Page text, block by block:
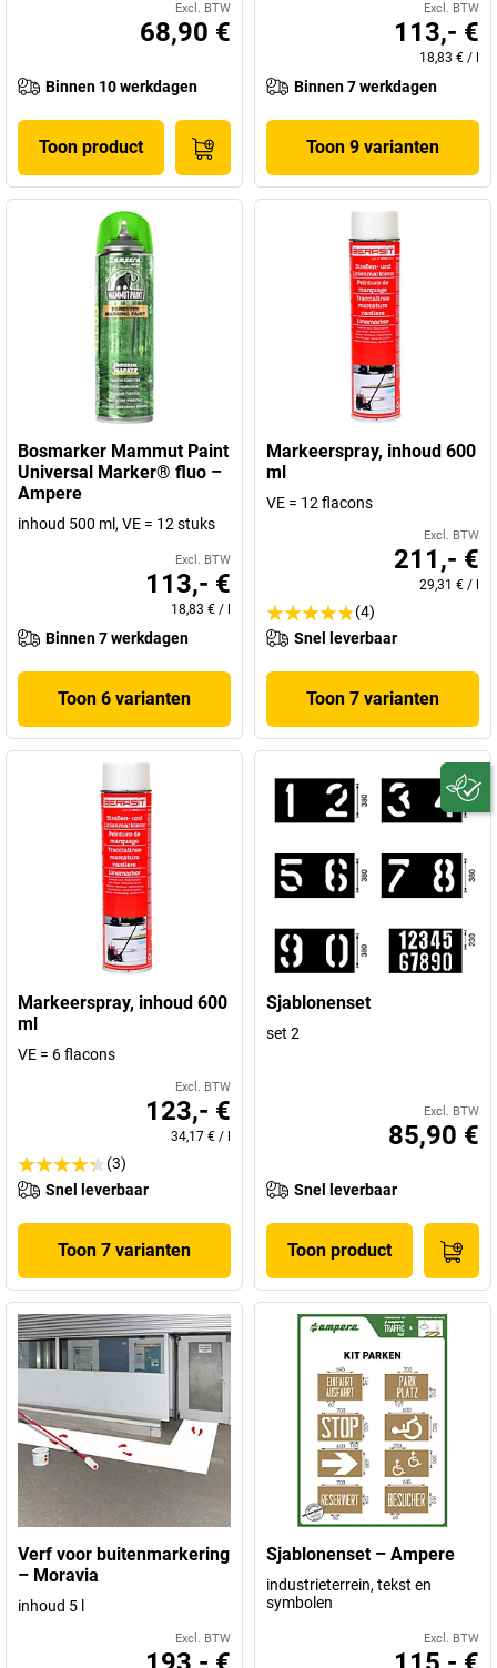
Excl. BTW
68,90 €
Binnen 10 werkdagen
Toon product
Excl. BTW
113,- €
18,83 € /
Binnen 7 werkdagen
Toon 9 varianten
Bosmarker Mammut Paint
Universal Marker® fluo –
Ampere
inhoud 500 ml, VE = 12 stuks
Excl. BTW
113,- €
18,83 € /
Binnen 7 werkdagen
Toon 6 varianten
Markeerspray, inhoud 600
ml
VE = 12 flacons
Excl. BTW
211,- €
29,31 € /
(4)
Snel leverbaar
Toon 7 varianten
Markeerspray, inhoud 600
ml
VE = 6 flacons
Excl. BTW
123,- €
34,17 € /
(3)
Snel leverbaar
Toon 7 varianten
Sjablonenset
set 2
Excl. BTW
85,90 €
Snel leverbaar
Toon product
Verf voor buitenmarkering
– Moravia
inhoud 5 l
Excl. BTW
Sjablonenset – Ampere
industrieterrein, tekst en
symbolen
Excl. BTW